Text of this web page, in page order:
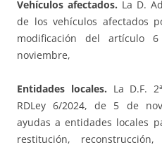
Vehículos afectados. La D.
de los vehículos afectados
modificación del artículo
noviembre,
Entidades locales. La D.F.
RDLey 6/2024, de 5 de
ayudas a entidades locales
restitución,